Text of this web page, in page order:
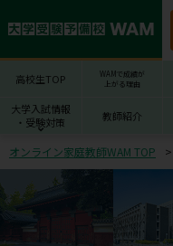
高校生TOP
WAMで成績が
上がる理由
大学入試情報
・受験対策
教師紹介
オンライン家庭教師WAM TOP